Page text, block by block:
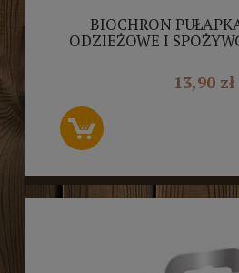
BIOCHRON
ODZIEŻOWE I
13,90 zł